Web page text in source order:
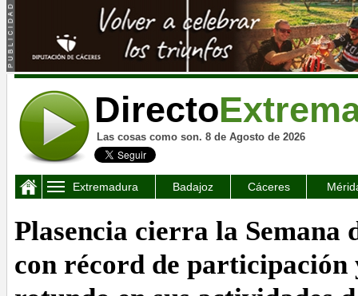
Directo
Las cosas como son. 8 de Agosto de 2026
Extremadura Badajoz Cáceres
Plasencia cierra la Semana
con récord de participación